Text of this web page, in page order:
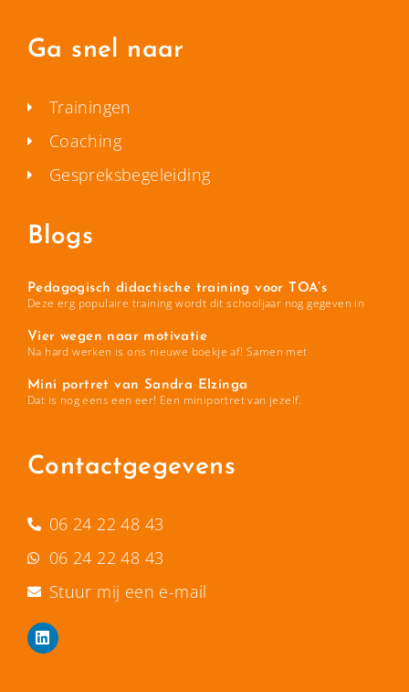
Ga snel naar
Trainingen
Coaching
Gespreksbegeleiding
Blogs
Pedagogisch didactische training voor TOA’s
Deze erg populaire training wordt dit schooljaar nog gegeven in
Vier wegen naar motivatie
Na hard werken is ons nieuwe boekje af! Samen met
Mini portret van Sandra Elzinga
Dat is nog eens een eer! Een miniportret van jezelf.
Contactgegevens
06 24 22 48 43
06 24 22 48 43
Stuur mij een e-mail